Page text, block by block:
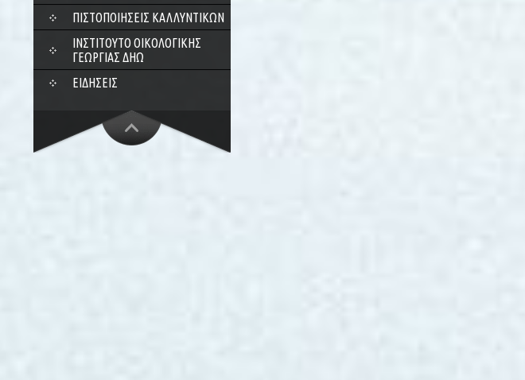
ΠΙΣΤΟΠΟΙΉΣΕΙΣ ΚΑΛΛΥΝΤΙΚΏΝ
ΙΝΣΤΙΤΟΎΤΟ ΟΙΚΟΛΟΓΙΚΉΣ
ΓΕΩΡΓΊΑΣ ΔΗΩ
ΕΙΔΉΣΕΙΣ